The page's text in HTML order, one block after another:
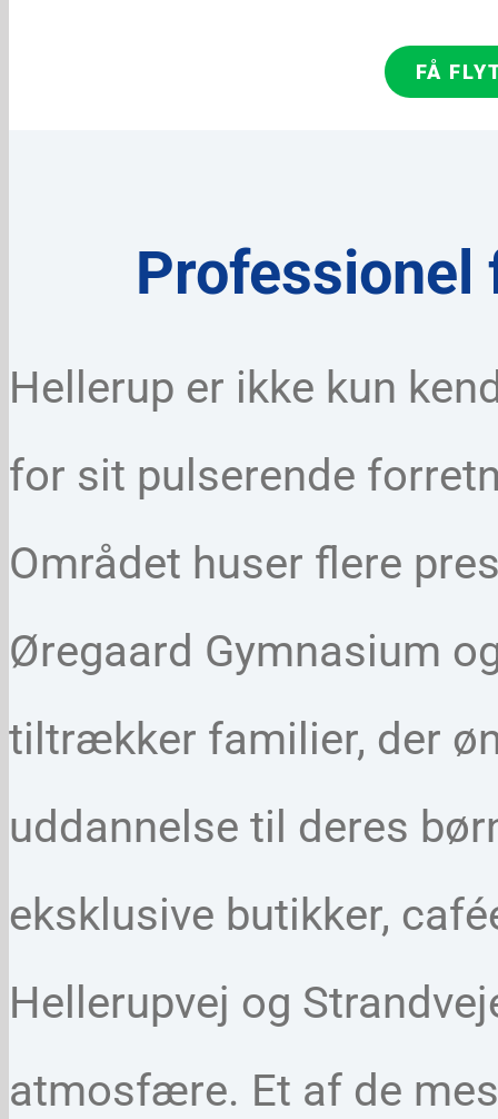
FÅ
Professionel
Hellerup er ikke kun
for sit pulserende
Området huser flere
Øregaard Gymnasium
tiltrækker familier, der
uddannelse til deres
eksklusive butikker,
Hellerupvej og
atmosfære. Et af de